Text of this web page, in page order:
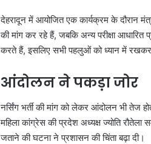
देहरादून में आयोजित एक कार्यक्रम के दौरान
की मांग कर रहे हैं, जबकि अन्य परीक्षा आधारित
करते हैं, इसलिए सभी पहलुओं को ध्यान में
आंदोलन ने पकड़ा जोर
नर्सिंग भर्ती की मांग को लेकर आंदोलन भी तेज
महिला कांग्रेस की प्रदेश अध्यक्ष ज्योति
जताने की घटना ने प्रशासन की चिंता बढ़ा दी।